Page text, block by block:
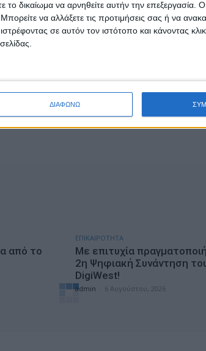
το δικαίωμα να αρνηθείτε αυτήν την επεξεργασία.
να αλλάξετε τις προτιμήσεις σας ή να
σε αυτόν τον ιστότοπο και κάνοντας
ΔΙΑΦΩΝΩ
Δημήτρης Σουκαράς στη
Ναύπακτο
admin
από το
ΕΠΙΚΑΙΡΟΤΗΤΑ
Με επιτυχία
2η Ψηφιακή Συνάντηση
DigiWest!
admin 6 Αυγούστου, 2026